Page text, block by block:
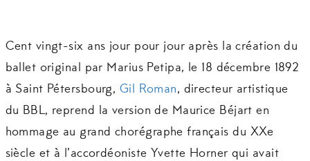
Cent vingt-six ans jour pour jour après la création du
ballet original par Marius Petipa, le 18 décembre 1892
à Saint Pétersbourg, Gil Roman, directeur artistique
du BBL, reprend la version de Maurice Béjart en
hommage au grand chorégraphe français du XXe
siècle et à l’accordéoniste Yvette Horner qui avait